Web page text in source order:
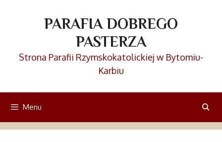
PARAFIA DOBREGO
PASTERZA
Strona Parafii Rzymskokatolickiej w Bytomiu-
Karbiu
Menu